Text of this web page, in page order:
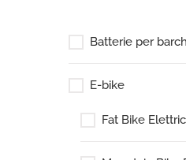
Batterie per
E-bike
Fat Bike